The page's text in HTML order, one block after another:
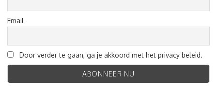
Email
Door verder te gaan, ga je akkoord met het privacy beleid.